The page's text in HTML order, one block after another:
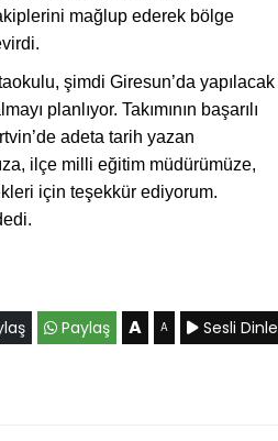
mağlup ederek bölge
şimdi Giresun’da yapılacak
planlıyor. Takımının başarılı
adeta tarih yazan
ilçe milli eğitim müdürümüze,
için teşekkür ediyorum.
Paylaş A A Sesli Dinle